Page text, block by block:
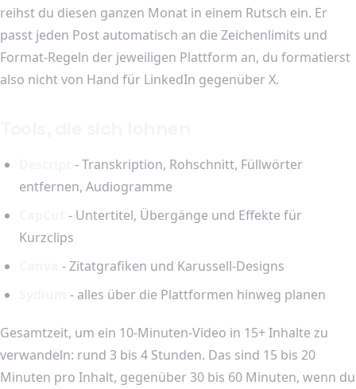
reihst du diesen ganzen Monat in einem Rutsch ein. Er
passt jeden Post automatisch an die Zeichenlimits und
Format-Regeln der jeweiligen Plattform an, du formatierst
also nicht von Hand für LinkedIn gegenüber X.
- Transkription, Rohschnitt, Füllwörter
entfernen, Audiogramme
- Untertitel, Übergänge und Effekte für
Kurzclips
- Zitatgrafiken und Karussell-Designs
- alles über die Plattformen hinweg planen
Gesamtzeit, um ein 10-Minuten-Video in 15+ Inhalte zu
verwandeln: rund 3 bis 4 Stunden. Das sind 15 bis 20
Minuten pro Inhalt, gegenüber 30 bis 60 Minuten, wenn du